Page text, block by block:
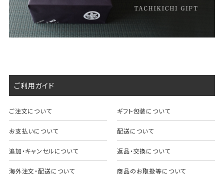
ご利用ガイド
ご注文について ギフト包装について
お支払いについて 配送について
追加・キャンセルについて 返品・交換について
海外注文・配送について 商品のお取扱等について